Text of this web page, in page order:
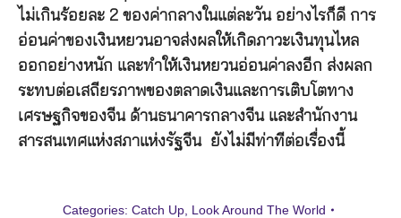
ไม่เกินร้อยละ 2 ของค่ากลางในแต่ละวัน อย่างไรก็ดี การ
อ่อนค่าของเงินหยวนอาจส่งผลให้เกิดภาวะเงินทุนไหล
ออกอย่างหนัก และทำให้เงินหยวนอ่อนค่าลงอีก ส่งผลก
ระทบต่อเสถียรภาพของตลาดเงินและการเติบโตทาง
เศรษฐกิจของจีน ด้านธนาคารกลางจีน และสำนักงาน
สารสนเทศแห่งสภาแห่งรัฐจีน ยังไม่มีท่าทีต่อเรื่องนี้
Categories: Catch Up, Look Around The World